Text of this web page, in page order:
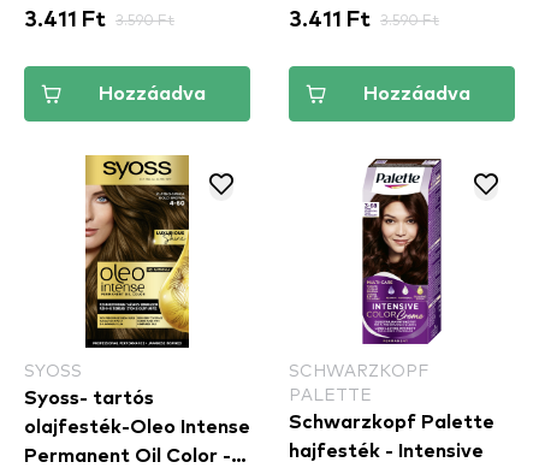
3.411 Ft 3.590 Ft
Hozzáadva
3.411 Ft 3.590 Ft
Hozzáadva
SYOSS
Syoss- tartós
olajfesték-Oleo Intense
Permanent Oil Color -
SCHWARZKOPF
PALETTE
Schwarzkopf Palette
hajfesték - Intensive